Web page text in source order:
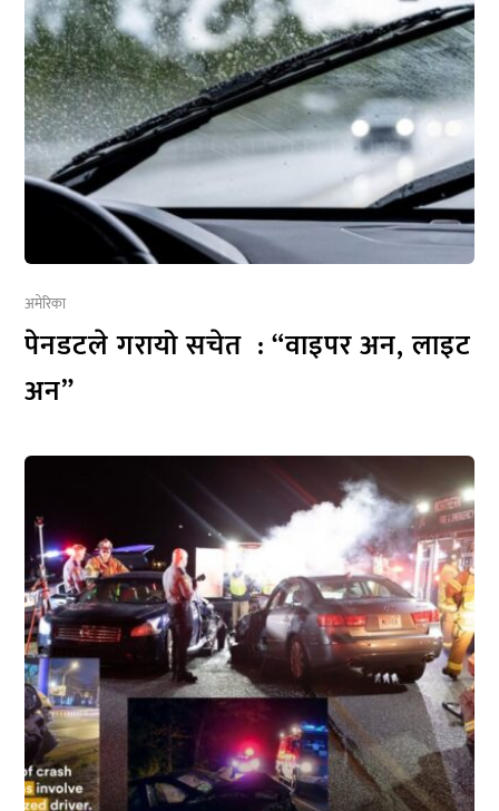
अमेरिका
पेनडटले गरायो सचेत : “वाइपर अन, लाइट
अन”